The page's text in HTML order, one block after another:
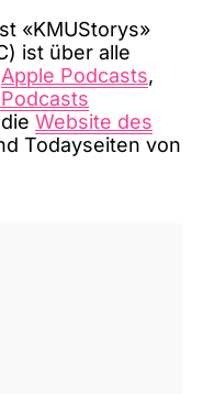
«KMUStorys»
ist über alle
Apple Podcasts,
Website des
Todayseiten von